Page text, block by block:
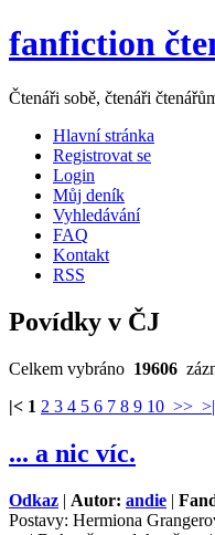
fanfiction
Čtenáři sobě, čtenáři
Hlavní stránka
Registrovat se
Login
Můj deník
Vyhledávání
FAQ
Kontakt
RSS
Povídky v ČJ
Celkem vybráno 19606
|< 1 2 3 4 5 6 7 8 9 10 >> >|
... a nic víc.
Odkaz | Autor: andie |
Postavy: Hermiona